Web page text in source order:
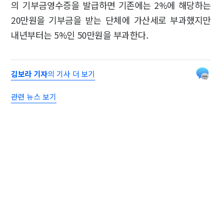
의 기부금영수증을 발급하면 기존에는 2%에 해당하는
20만원을 기부금을 받는 단체에 가산세로 부과했지만
내년부터는 5%인 50만원을 부과한다.
김보라 기자의 기사 더 보기
관련 뉴스 보기